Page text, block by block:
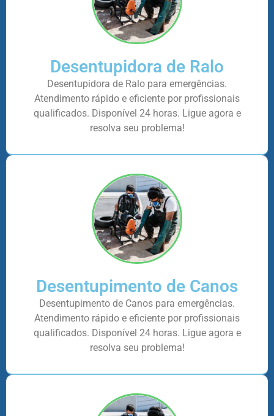
Desentupidora de Ralo
Desentupidora de Ralo para emergências.
Atendimento rápido e eficiente por profissionais
qualificados. Disponível 24 horas. Ligue agora e
resolva seu problema!
Desentupimento de Canos
Desentupimento de Canos para emergências.
Atendimento rápido e eficiente por profissionais
qualificados. Disponível 24 horas. Ligue agora e
resolva seu problema!